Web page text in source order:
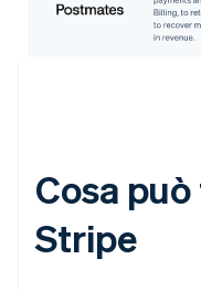
Cosa
Stripe